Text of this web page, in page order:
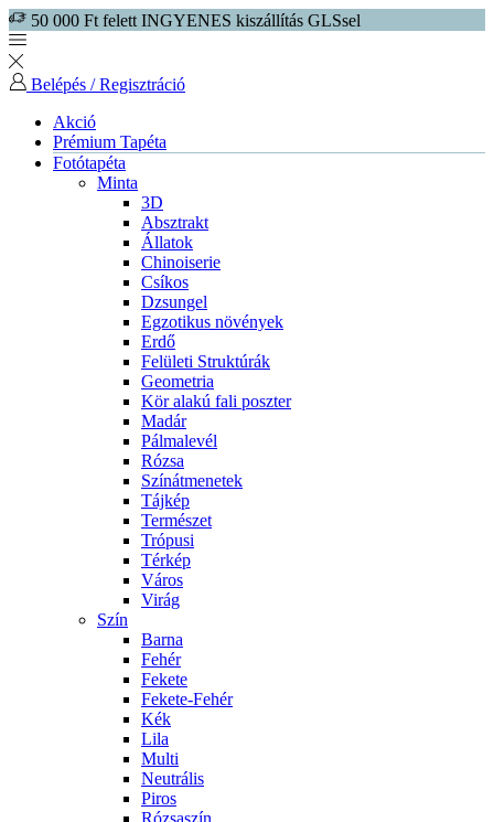
50 000 Ft felett INGYENES kiszállítás GLSsel
Belépés / Regisztráció
Akció
Prémium Tapéta
Fotótapéta
Minta
3D
Absztrakt
Állatok
Chinoiserie
Csíkos
Dzsungel
Egzotikus növények
Erdő
Felületi Struktúrák
Geometria
Kör alakú fali poszter
Madár
Pálmalevél
Rózsa
Színátmenetek
Tájkép
Természet
Trópusi
Térkép
Város
Virág
Szín
Barna
Fehér
Fekete
Fekete-Fehér
Kék
Lila
Multi
Neutrális
Piros
Rózsaszín